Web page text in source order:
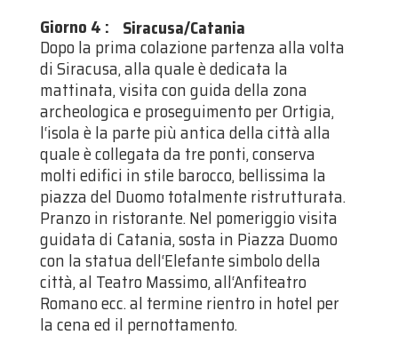
Giorno 4 : Siracusa/Catania
Dopo la prima colazione partenza alla volta
di Siracusa, alla quale è dedicata la
mattinata, visita con guida della zona
archeologica e proseguimento per Ortigia,
l‘isola è la parte più antica della città alla
quale è collegata da tre ponti, conserva
molti edifici in stile barocco, bellissima la
piazza del Duomo totalmente ristrutturata.
Pranzo in ristorante. Nel pomeriggio visita
guidata di Catania, sosta in Piazza Duomo
con la statua dell‘Elefante simbolo della
città, al Teatro Massimo, all‘Anfiteatro
Romano ecc. al termine rientro in hotel per
la cena ed il pernottamento.